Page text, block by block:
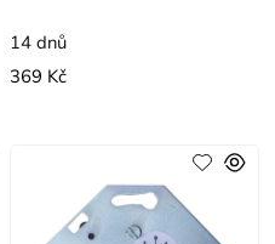
14 dnů
369 Kč